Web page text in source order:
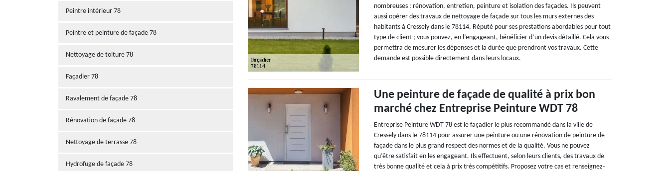
Peintre intérieur 78
Peintre et peinture de façade 78
Nettoyage de toiture 78
Façadier 78
Ravalement de façade 78
Rénovation de façade 78
Nettoyage de terrasse 78
Hydrofuge de façade 78
nombreuses : rénovation, entretien, peinture et isolation des façades. Ils peuvent
aussi opérer des travaux de nettoyage de façade sur tous les murs externes des
habitants à Cressely dans le 78114. Réputé pour ses prestations abordables pour tout
type de client ; vous pouvez, en l’engageant, bénéficier d’un devis détaillé. Cela vous
permettra de mesurer les dépenses et la durée que prendront vos travaux. Cette
demande est possible directement dans leurs locaux.
Une peinture de façade de qualité à prix bon
marché chez Entreprise Peinture WDT 78
Entreprise Peinture WDT 78 est le façadier le plus recommandé dans la ville de
Cressely dans le 78114 pour assurer une peinture ou une rénovation de peinture de
façade dans le plus grand respect des normes et de la qualité. Vous ne pouvez
qu’être satisfait en les engageant. Ils effectuent, selon leurs clients, des travaux de
très bonne qualité et cela à prix très compétitifs. Proposez votre cas et renseignez-